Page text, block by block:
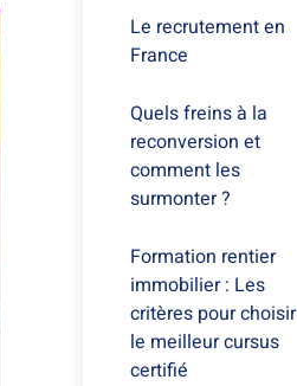
Le recrutement en
France
Quels freins à la
reconversion et
comment les
surmonter ?
Formation rentier
immobilier : Les
critères pour choisir
le meilleur cursus
certifié